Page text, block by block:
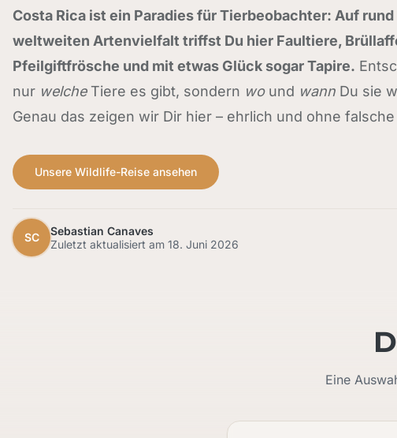
Costa Rica ist ein Paradies für Tierbeobachter: Auf
weltweiten Artenvielfalt triffst Du hier Faultiere,
Pfeilgiftfrösche und mit etwas Glück sogar Tapire.
nur welcheTiere es gibt, sondern wound wann Du sie
Genau das zeigen wir Dir hier – ehrlich und ohne
Unsere Wildlife-Reise ansehen
SC
Sebastian Canaves
Zuletzt aktualisiert am 18. Juni 2026
Eine